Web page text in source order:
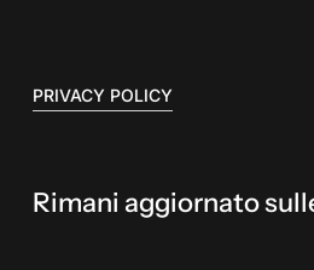
PRIVACY POLICY
Rimani aggiornato